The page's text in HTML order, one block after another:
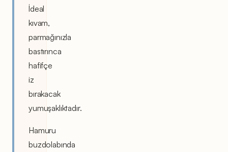
İdeal
kıvam,
parmağınızla
bastırınca
hafifçe
iz
bırakacak
yumuşaklıktadır.
Hamuru
buzdolabında